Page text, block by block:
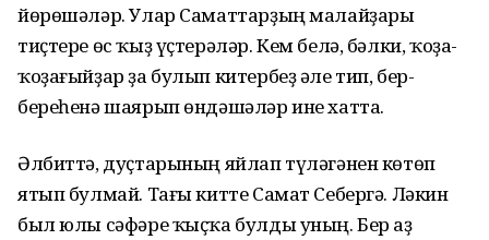
йөрөшәләр. Улар Саматтарҙың малайҙары
тиҫтере өс ҡыҙ үҫтерәләр. Кем белә, бәлки, ҡоҙа-
ҡоҙағыйҙар ҙа булып китербеҙ әле тип, бер-
береһенә шаярып өндәшәләр ине хатта.
Әлбиттә, дуҫтарының яйлап түләгәнен көтөп
ятып булмай. Тағы китте Самат Себергә. Ләкин
был юлы сәфәре ҡыҫҡа булды уның. Бер аҙ